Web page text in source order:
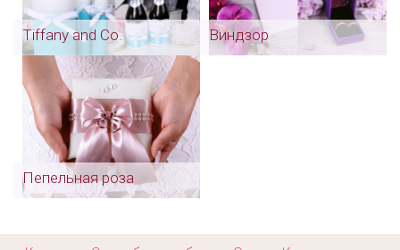
Tiffany and Co. Виндзор
Пепельная роза